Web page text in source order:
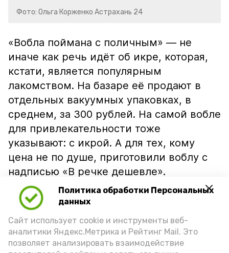
Политика обработки Персональных
данных
Сайт использует cookie и инструменты веб-
аналитики Яндекс.Метрика и Рейтинг Mail. Это
позволяет анализировать взаимодействие
Фото: Ольга Корженко Астрахань 24
«Вобла поймана с поличным» — не
иначе как речь идёт об икре, которая,
кстати, является популярным
лакомством. На базаре её продают в
отдельных вакуумных упаковках, в
среднем, за 300 рублей. На самой вобле
для привлекательности тоже
указывают: с икрой. А для тех, кому
цена не по душе, приготовили воблу с
надписью «В речке дешевле».